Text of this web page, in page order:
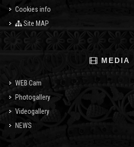
Cookies info
Site MAP
MEDIA
WEB Cam
Photogallery
Videogallery
NEWS